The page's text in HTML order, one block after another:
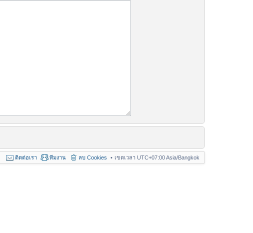
เขตเวลา UTC+07:00 Asia/Bangkok
ลบ Cookies
ทีมงาน
ติดต่อเรา